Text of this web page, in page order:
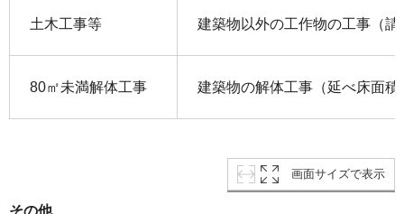
土木工事等 建築物以外の工作物の工事（
80㎡未満解体工事 建築物の解体工事（延べ床面積
画面サイズで表示
その他